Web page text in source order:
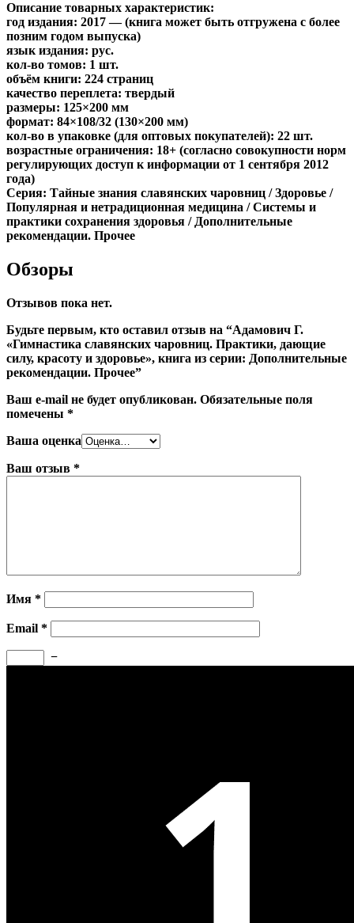
Описание товарных характеристик:
год издания: 2017 — (книга может быть отгружена c более
позним годом выпуска)
язык издания: рус.
кол-во томов: 1 шт.
объём книги: 224 страниц
качество переплета: твердый
размеры: 125×200 мм
формат: 84×108/32 (130×200 мм)
кол-во в упаковке (для оптовых покупателей): 22 шт.
возрастные ограничения: 18+ (согласно совокупности норм
регулирующих доступ к информации от 1 сентября 2012
года)
Серия: Тайные знания славянских чаровниц / Здоровье /
Популярная и нетрадиционная медицина / Системы и
практики сохранения здоровья / Дополнительные
рекомендации. Прочее
Обзоры
Отзывов пока нет.
Будьте первым, кто оставил отзыв на “Адамович Г.
«Гимнастика славянских чаровниц. Практики, дающие
силу, красоту и здоровье», книга из серии: Дополнительные
рекомендации. Прочее”
Ваш e-mail не будет опубликован. Обязательные поля
помечены *
Ваша оценка
Ваш отзыв *
Имя *
Email *
−